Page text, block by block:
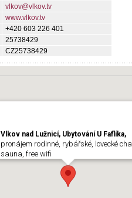
vlkov@vlkov.tv
www.vlkov.tv
+420 603 226 401
25738429
CZ25738429
Vlkov nad Lužnicí, Ubytování U Faflíka,
pronájem rodinné, rybářské, lovecké
sauna, free wifi